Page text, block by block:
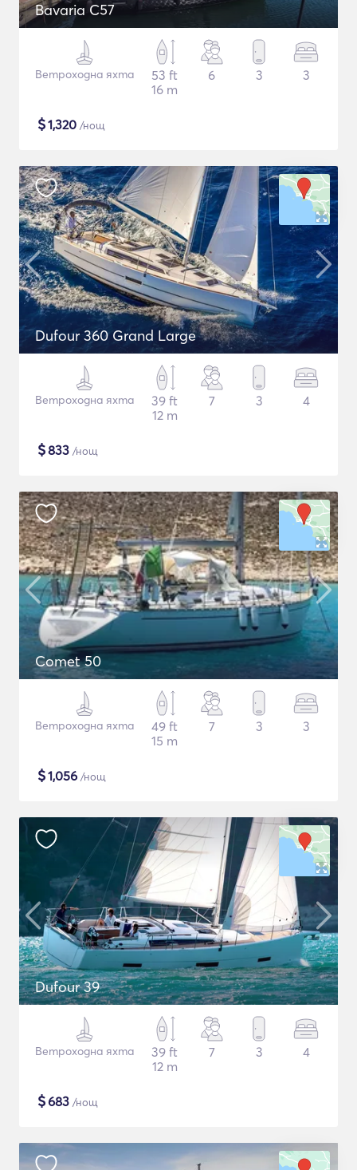
Bavaria C57
Ветроходна яхта
53 ft
16 m
6 3 3
$1,320 /нощ
Dufour 360 Grand Large
Ветроходна яхта
39 ft
12 m
7 3 4
$833 /нощ
Comet 50
Ветроходна яхта
49 ft
15 m
7 3 3
$1,056 /нощ
Dufour 39
Ветроходна яхта
39 ft
12 m
7 3 4
$683 /нощ